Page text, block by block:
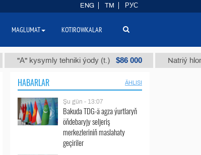
kysymly tehniki ýody (t.) $86 000 Natriý hlorly
HABARLAR ÄHLISI
Şu gün - 13:07
Bakuda TDG-ä agza ýurtlaryň
öňdebaryjy seljeriş
merkezleriniň maslahaty
geçiriler
ENG TM РУС
MAGLUMAT KOTIROWKALAR